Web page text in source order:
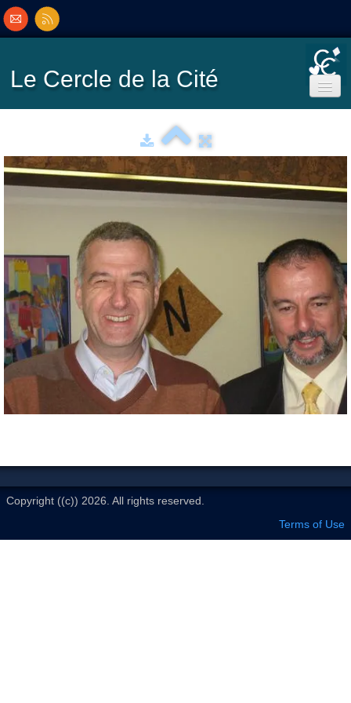
Le Cercle de la Cité
Ecole de Bridge
Résultats ▼
Classement ▼
Le Club
Copyright ((c)) 2026. All rights reserved.
Terms of Use